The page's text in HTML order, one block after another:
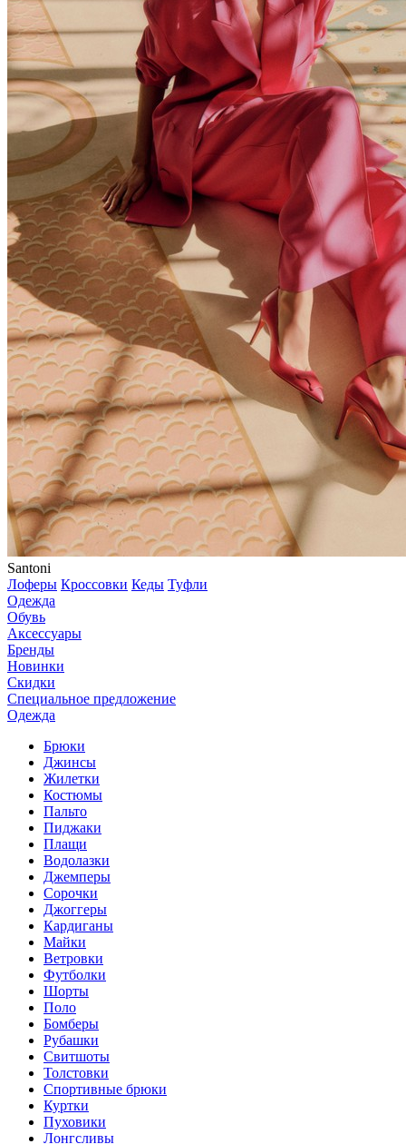
Santoni
Лоферы Кроссовки Кеды Туфли
Одежда
Обувь
Аксессуары
Бренды
Новинки
Скидки
Специальное предложение
Одежда
Брюки
Джинсы
Жилетки
Костюмы
Пальто
Пиджаки
Плащи
Водолазки
Джемперы
Сорочки
Джоггеры
Кардиганы
Майки
Ветровки
Футболки
Шорты
Поло
Бомберы
Рубашки
Свитшоты
Толстовки
Спортивные брюки
Куртки
Пуховики
Лонгсливы